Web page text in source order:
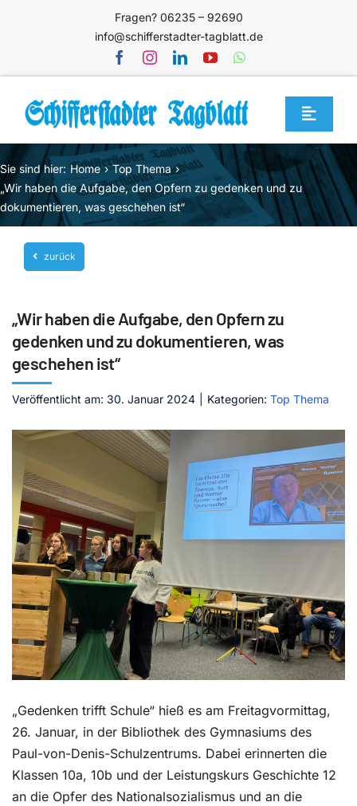
Fragen? 06235 – 92690
info@schifferstadter-tagblatt.de
Toggle
Home
Themen
Blog
Unternehmen
Mediathek
Jetzt abonnieren
Kontakt
Sie sind hier: Home
Top Thema
„Wir haben die Aufgabe, den Opfern zu gedenken und zu
dokumentieren, was geschehen ist“
zurück
„Wir haben die Aufgabe, den Opfern zu
gedenken und zu dokumentieren, was
geschehen ist“
Veröffentlicht am: 30. Januar 2024 Kategorien: Top Thema
„Gedenken trifft Schule“ hieß es am Freitagvormittag,
26. Januar, in der Bibliothek des Gymnasiums des
Paul-von-Denis-Schulzentrums. Dabei erinnerten die
Klassen 10a, 10b und der Leistungskurs Geschichte 12
an die Opfer des Nationalsozialismus und an die